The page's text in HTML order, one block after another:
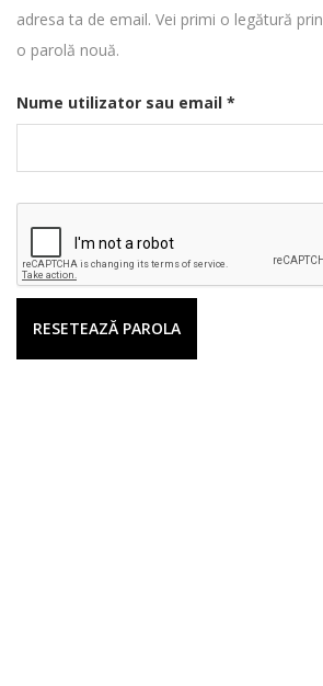
adresa ta de email. Vei primi o legătură
o parolă nouă.
Nume utilizator sau email *
RESETEAZĂ PAROLA